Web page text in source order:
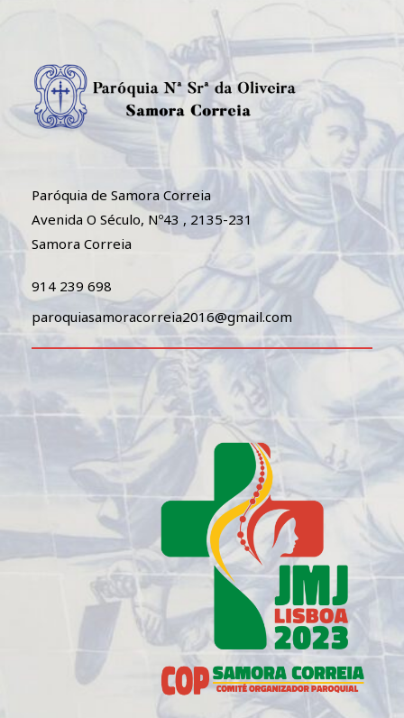
Paróquia de Samora Correia
Avenida O Século, Nº43 , 2135-231
Samora Correia
914 239 698
paroquiasamoracorreia2016@gmail.com